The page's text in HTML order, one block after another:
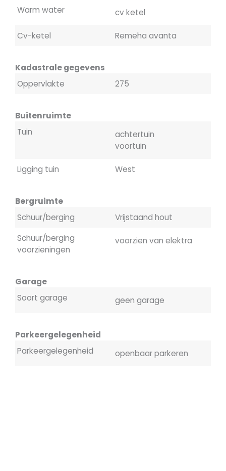
Warm water cv ketel
Cv-ketel Remeha avanta
Kadastrale gegevens
Oppervlakte
275
Buitenruimte
Tuin
achtertuin
voortuin
Ligging tuin West
Bergruimte
Schuur/berging
Vrijstaand hout
Schuur/berging
voorzieningen
voorzien van elektra
Garage
Soort garage
geen garage
Parkeergelegenheid
Parkeergelegenheid
openbaar parkeren